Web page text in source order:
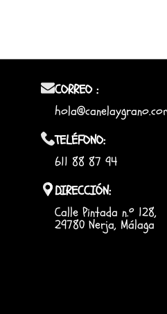
CORREO :
TELÉFONO:
611 88 87 94
DIRECCIÓN:
Calle Pintada n.º 128,
29780 Nerja, Málaga